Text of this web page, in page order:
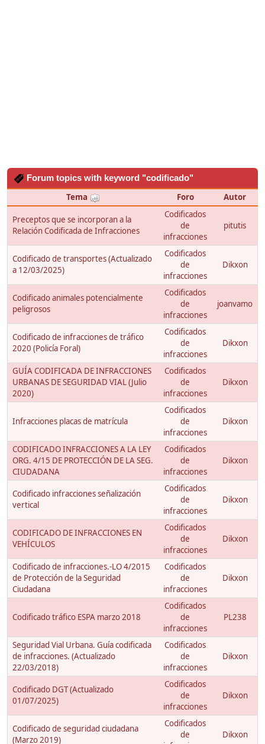
Forum topics with keyword "codificado"
Tema Foro Autor
Preceptos que se incorporan a la
Relación Codificada de Infracciones
Codificados
de
infracciones
pitutis
Codificado de transportes (Actualizado
a 12/03/2025)
Codificados
de
infracciones
Dikxon
Codificado animales potencialmente
peligrosos
Codificados
de
infracciones
joanvamo
Codificado de infracciones de tráfico
2020 (Policía Foral)
Codificados
de
infracciones
Dikxon
GUÍA CODIFICADA DE INFRACCIONES
URBANAS DE SEGURIDAD VIAL (Julio
2020)
Codificados
de
infracciones
Dikxon
Infracciones placas de matrícula
Codificados
de
infracciones
Dikxon
CODIFICADO INFRACCIONES A LA LEY
ORG. 4/15 DE PROTECCIÓN DE LA SEG.
CIUDADANA
Codificados
de
infracciones
Dikxon
Codificado infracciones señalización
vertical
Codificados
de
infracciones
Dikxon
CODIFICADO DE INFRACCIONES EN
VEHÍCULOS
Codificados
de
infracciones
Dikxon
Codificado de infracciones.-LO 4/2015
de Protección de la Seguridad
Ciudadana
Codificados
de
infracciones
Dikxon
Codificado tráfico ESPA marzo 2018
Codificados
de
infracciones
PL238
Seguridad Vial Urbana. Guía codificada
de infracciones. (Actualizado
22/03/2018)
Codificados
de
infracciones
Dikxon
Codificado DGT (Actualizado
01/07/2025)
Codificados
de
infracciones
Dikxon
Codificado de seguridad ciudadana
(Marzo 2019)
Codificados
de
Dikxon